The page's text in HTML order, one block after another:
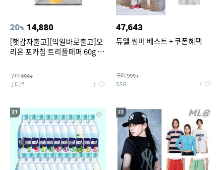
20% 14,880
[햇감자출고][익일바로출고]오
리온 포카칩 트리플페퍼 60g 12
구매 999+
롯데온 1
47,643
듀엘 썸머 베스트 + 쿠폰혜택
구매 999+
SSG 1
21 22